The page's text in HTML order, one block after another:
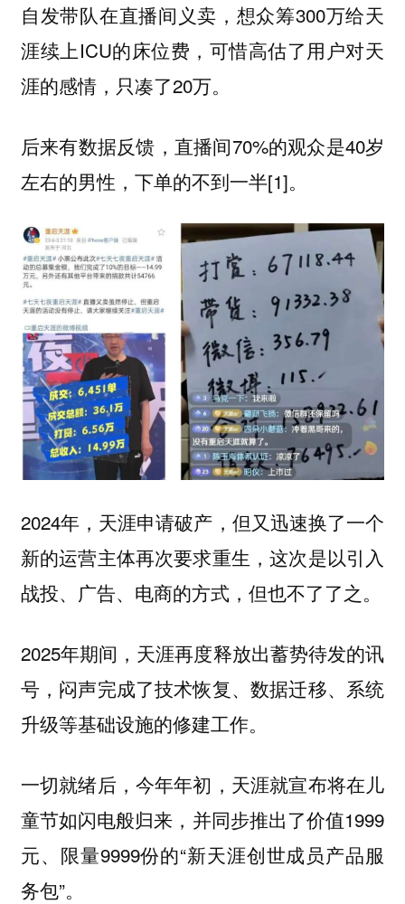
自发带队在直播间义卖，想众筹300万给天
涯续上ICU的床位费，可惜高估了用户对天
涯的感情，只凑了20万。
后来有数据反馈，直播间70%的观众是40岁
左右的男性，下单的不到一半[1]。
2024年，天涯申请破产，但又迅速换了一个
新的运营主体再次要求重生，这次是以引入
战投、广告、电商的方式，但也不了了之。
2025年期间，天涯再度释放出蓄势待发的讯
号，闷声完成了技术恢复、数据迁移、系统
升级等基础设施的修建工作。
一切就绪后，今年年初，天涯就宣布将在儿
童节如闪电般归来，并同步推出了价值1999
元、限量9999份的“新天涯创世成员产品服
务包”。